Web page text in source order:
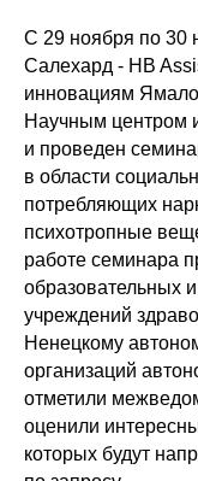
С 29 ноября по 30
Салехард - HB
инновациям
Научным центром
и проведен
в области
потребляющих
психотропные
работе семинара
образовательных
учреждений
Ненецкому
организаций
отметили
оценили
которых будут